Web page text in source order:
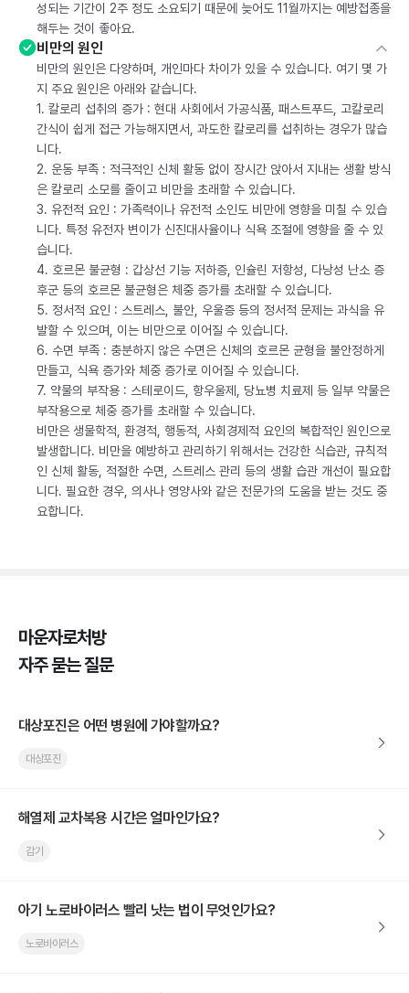
성되는 기간이 2주 정도 소요되기 때문에 늦어도 11월까지는 예방접종을
해두는 것이 좋아요.
비만의 원인
비만의 원인은 다양하며, 개인마다 차이가 있을 수 있습니다. 여기 몇 가
지 주요 원인은 아래와 같습니다.
1. 칼로리 섭취의 증가 : 현대 사회에서 가공식품, 패스트푸드, 고칼로리
간식이 쉽게 접근 가능해지면서, 과도한 칼로리를 섭취하는 경우가 많습
니다.
2. 운동 부족 : 적극적인 신체 활동 없이 장시간 앉아서 지내는 생활 방식
은 칼로리 소모를 줄이고 비만을 초래할 수 있습니다.
3. 유전적 요인 : 가족력이나 유전적 소인도 비만에 영향을 미칠 수 있습
니다. 특정 유전자 변이가 신진대사율이나 식욕 조절에 영향을 줄 수 있
습니다.
4. 호르몬 불균형 : 갑상선 기능 저하증, 인슐린 저항성, 다낭성 난소 증
후군 등의 호르몬 불균형은 체중 증가를 초래할 수 있습니다.
5. 정서적 요인 : 스트레스, 불안, 우울증 등의 정서적 문제는 과식을 유
발할 수 있으며, 이는 비만으로 이어질 수 있습니다.
6. 수면 부족 : 충분하지 않은 수면은 신체의 호르몬 균형을 불안정하게
만들고, 식욕 증가와 체중 증가로 이어질 수 있습니다.
7. 약물의 부작용 : 스테로이드, 항우울제, 당뇨병 치료제 등 일부 약물은
부작용으로 체중 증가를 초래할 수 있습니다.
비만은 생물학적, 환경적, 행동적, 사회경제적 요인의 복합적인 원인으로
발생합니다. 비만을 예방하고 관리하기 위해서는 건강한 식습관, 규칙적
인 신체 활동, 적절한 수면, 스트레스 관리 등의 생활 습관 개선이 필요합
니다. 필요한 경우, 의사나 영양사와 같은 전문가의 도움을 받는 것도 중
요합니다.
마운자로처방
자주 묻는 질문
대상포진은 어떤 병원에 가야할까요?
대상포진
해열제 교차복용 시간은 얼마인가요?
감기
아기 노로바이러스 빨리 낫는 법이 무엇인가요?
노로바이러스